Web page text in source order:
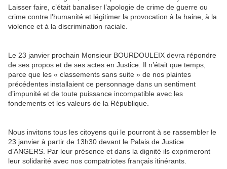
Laisser faire, c’était banaliser l’apologie de crime de guerre ou
crime contre l’humanité et légitimer la provocation à la haine, à la
violence et à la discrimination raciale.
Le 23 janvier prochain Monsieur BOURDOULEIX devra répondre
de ses propos et de ses actes en Justice. Il n’était que temps,
parce que les « classements sans suite » de nos plaintes
précédentes installaient ce personnage dans un sentiment
d’impunité et de toute puissance incompatible avec les
fondements et les valeurs de la République.
Nous invitons tous les citoyens qui le pourront à se rassembler le
23 janvier à partir de 13h30 devant le Palais de Justice
d’ANGERS. Par leur présence et dans la dignité ils exprimeront
leur solidarité avec nos compatriotes français itinérants.